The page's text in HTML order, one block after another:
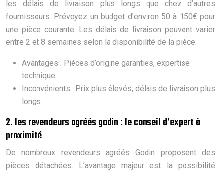
les délais de livraison plus longs que chez d’autres
fournisseurs. Prévoyez un budget d’environ 50 à 150€ pour
une pièce courante. Les délais de livraison peuvent varier
entre 2 et 8 semaines selon la disponibilité de la pièce.
Avantages : Pièces d’origine garanties, expertise
technique.
Inconvénients : Prix plus élevés, délais de livraison plus
longs.
2. les revendeurs agréés godin : le conseil d’expert à
proximité
De nombreux revendeurs agréés Godin proposent des
pièces détachées. L’avantage majeur est la possibilité